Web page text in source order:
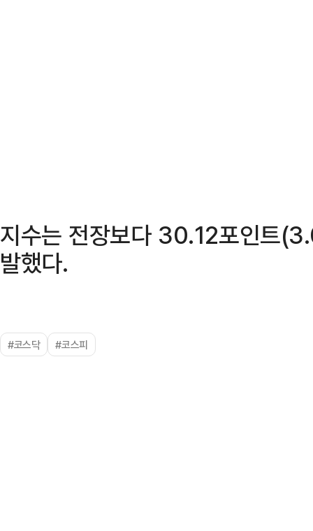
지수는 전장보다 30.12포인트
발했다.
#코스닥 #코스피